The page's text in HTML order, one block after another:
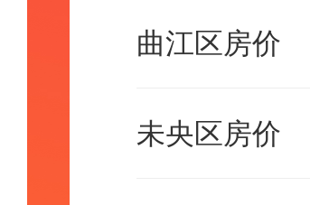
曲江区房价
未央区房价